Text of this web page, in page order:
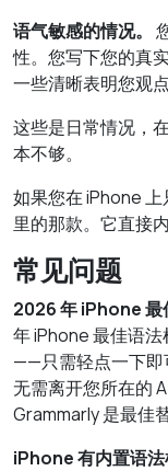
语气敏感的情况。
性。您写下您的真
一些清晰表明您观
这些是日常情况，
本不够。
如果您在 iPhone
里的那款。它直接
常见问题
2026 年 iPhone 最
年 iPhone 最佳语
——只需轻点一下即
无需离开您所在的
Grammarly 是最佳
iPhone 有内置语法